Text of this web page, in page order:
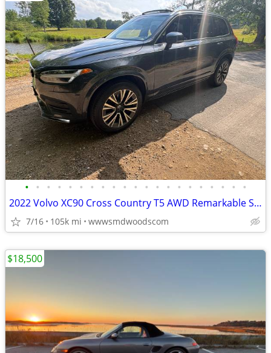
• • • • • • • • • • • • • • • • • • • • •
2022 Volvo XC90 Cross Country T5 AWD Remarkable Shape!
7/16 105k mi wwwsmdwoodscom
$18,500